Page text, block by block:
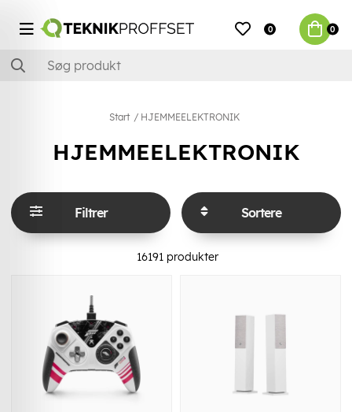
0 0
Start HJEMMEELEKTRONIK
HJEMMEELEKTRONIK
Filtrer Sortere
16191 produkter